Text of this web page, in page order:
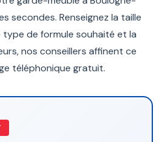
secondes. Renseignez la taille
de formule souhaité et la
nos conseillers affinent ce
téléphonique gratuit.